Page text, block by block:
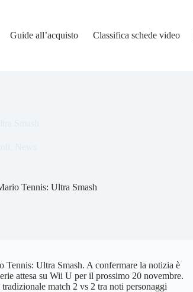
Guide all’acquisto
Classifica schede video
Tennis: Ultra Smash
Tennis: Ultra Smash. A confermare la notizia è
attesa su Wii U per il prossimo 20 novembre.
match 2 vs 2 tra noti personaggi